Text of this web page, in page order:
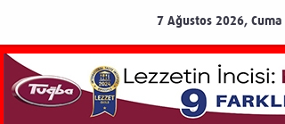
7 Ağustos 2026, Cuma